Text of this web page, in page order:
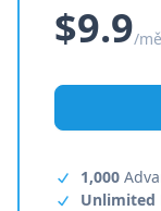
$9.9/
1,000
Unlimited